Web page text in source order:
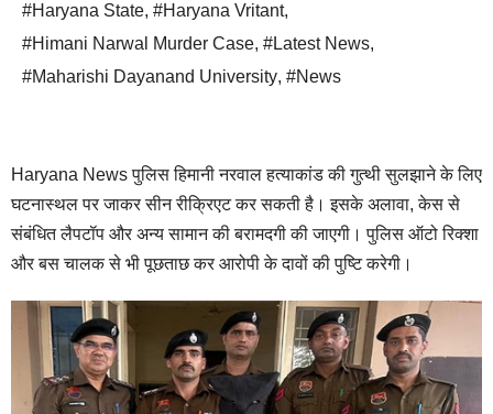
#Haryana State, #Haryana Vritant,
#Himani Narwal Murder Case, #Latest News,
#Maharishi Dayanand University, #News
Haryana News पुलिस हिमानी नरवाल हत्याकांड की गुत्थी सुलझाने के लिए
घटनास्थल पर जाकर सीन रीक्रिएट कर सकती है। इसके अलावा, केस से
संबंधित लैपटॉप और अन्य सामान की बरामदगी की जाएगी। पुलिस ऑटो रिक्शा
और बस चालक से भी पूछताछ कर आरोपी के दावों की पुष्टि करेगी।